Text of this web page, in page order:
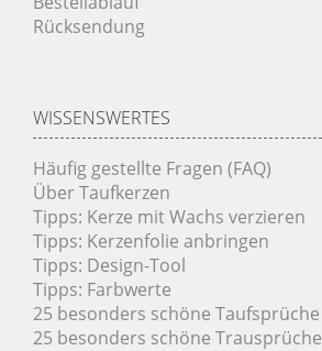
Rücksendung
WISSENSWERTES
Häufig gestellte Fragen (FAQ)
Über Taufkerzen
Tipps: Kerze mit Wachs verzieren
Tipps: Kerzenfolie anbringen
Tipps: Design-Tool
Tipps: Farbwerte
25 besonders schöne Taufsprüche
25 besonders schöne Trausprüche